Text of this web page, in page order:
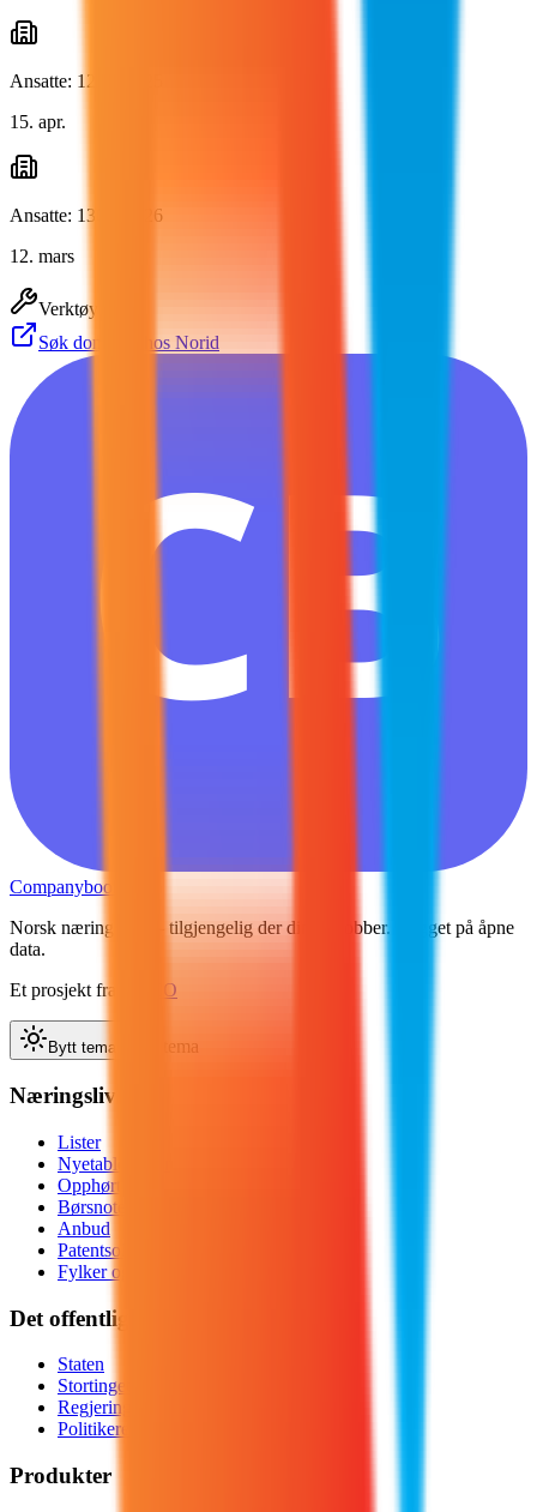
Ansatte: 126 → 125
15. apr.
Ansatte: 130 → 126
12. mars
Verktøy
Søk domener hos Norid
CB
Companybook
Norsk næringsliv — tilgjengelig der din AI jobber. Bygget på åpne
data.
Et prosjekt fra
D&CO
Bytt tema Bytt tema
Næringsliv
Lister
Nyetableringer
Opphørte
Børsnotert
Anbud
Patentsok
Fylker og kommuner
Det offentlige
Staten
Stortinget
Regjeringen
Politikere
Produkter